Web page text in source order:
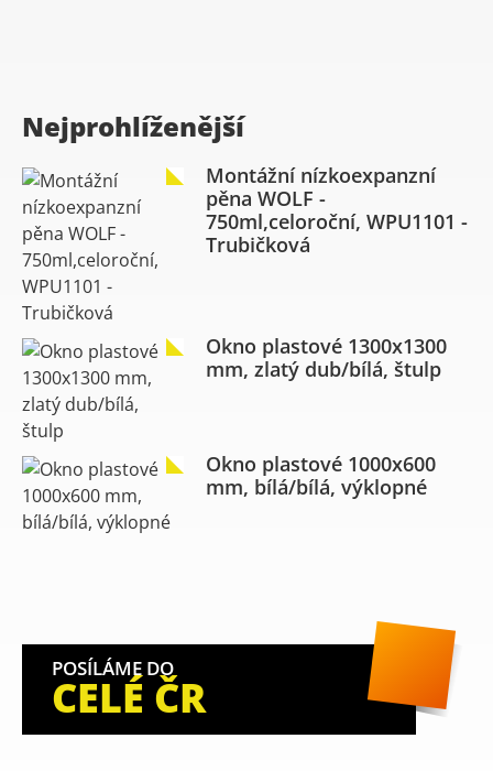
Nejprohlíženější
Montážní nízkoexpanzní
pěna WOLF -
750ml,celoroční, WPU1101 -
Trubičková
Okno plastové 1300x1300
mm, zlatý dub/bílá, štulp
Okno plastové 1000x600
mm, bílá/bílá, výklopné
POSÍLÁME DO
CELÉ ČR